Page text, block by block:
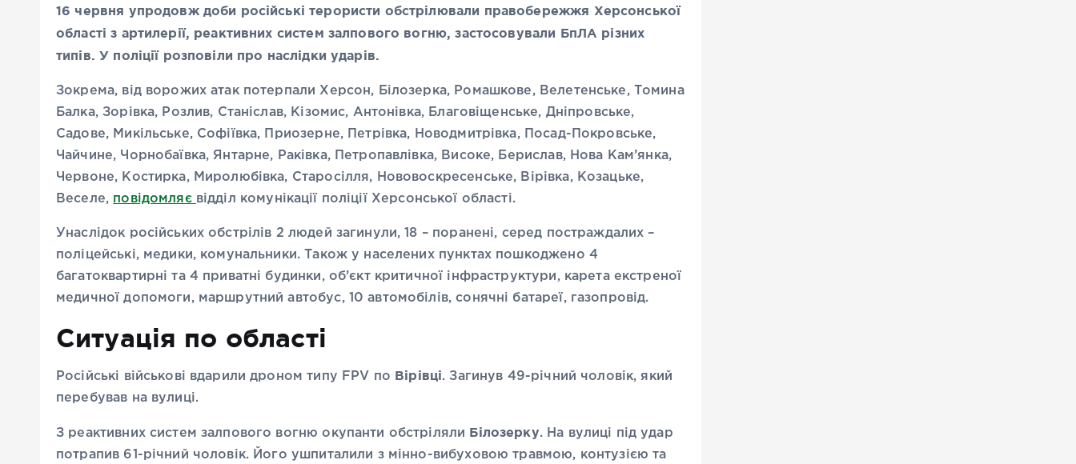
16 червня упродовж доби російські терористи обстрілювали правобережжя Херсонської
області з артилерії, реактивних систем залпового вогню, застосовували БпЛА різних
типів. У поліції розповіли про наслідки ударів.
Зокрема, від ворожих атак потерпали Херсон, Білозерка, Ромашкове, Велетенське, Томина
Балка, Зорівка, Розлив, Станіслав, Кізомис, Антонівка, Благовіщенське, Дніпровське,
Садове, Микільське, Софіївка, Приозерне, Петрівка, Новодмитрівка, Посад-Покровське,
Чайчине, Чорнобаївка, Янтарне, Раківка, Петропавлівка, Високе, Берислав, Нова Кам’янка,
Червоне, Костирка, Миролюбівка, Старосілля, Нововоскресенське, Вірівка, Козацьке,
Веселе, повідомляє відділ комунікації поліції Херсонської області.
Унаслідок російських обстрілів 2 людей загинули, 18 – поранені, серед постраждалих –
поліцейські, медики, комунальники. Також у населених пунктах пошкоджено 4
багатоквартирні та 4 приватні будинки, об’єкт критичної інфраструктури, карета екстреної
медичної допомоги, маршрутний автобус, 10 автомобілів, сонячні батареї, газопровід.
Ситуація по області
Російські військові вдарили дроном типу FPV по Вірівці. Загинув 49-річний чоловік, який
перебував на вулиці.
З реактивних систем залпового вогню окупанти обстріляли Білозерку. На вулиці під удар
потрапив 61-річний чоловік. Його ушпиталили з мінно-вибуховою травмою, контузією та